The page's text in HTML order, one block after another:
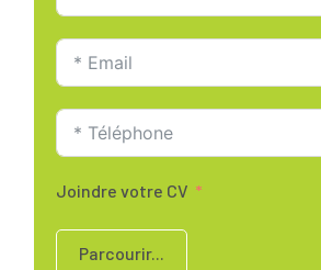
Joindre votre CV
Parcourir...